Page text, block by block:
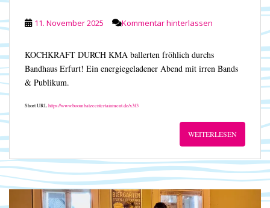
11. November 2025 Kommentar hinterlassen
KOCHKRAFT DURCH KMA ballerten fröhlich durchs
Bandhaus Erfurt! Ein energiegeladener Abend mit irren Bands
& Publikum.
Short URLhttps://www.boombatzeentertainment.de/x3f3
WEITERLESEN